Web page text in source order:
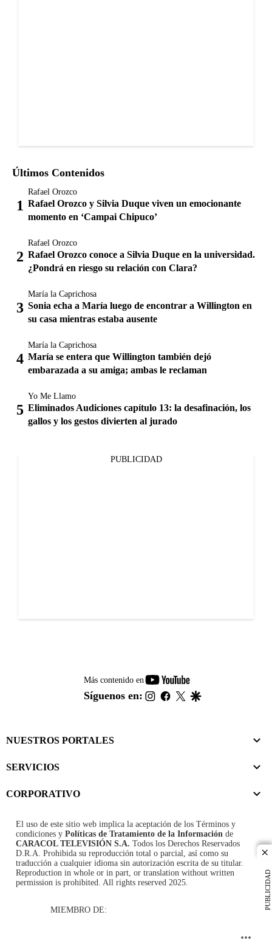
PUBLICIDAD
Últimos Contenidos
Rafael Orozco
Rafael Orozco y Silvia Duque viven un emocionante
momento en ‘Campai Chipuco’
Rafael Orozco
Rafael Orozco conoce a Silvia Duque en la universidad.
¿Pondrá en riesgo su relación con Clara?
María la Caprichosa
Sonia echa a María luego de encontrar a Willington en
su casa mientras estaba ausente
María la Caprichosa
María se entera que Willington también dejó
embarazada a su amiga; ambas le reclaman
Yo Me Llamo
Eliminados Audiciones capítulo 13: la desafinación, los
gallos y los gestos divierten al jurado
PUBLICIDAD
Más contenido en
youtube-
footer
Síguenos en: instagram
facebook
twitter
NUESTROS PORTALES
SERVICIOS
CORPORATIVO
El uso de este sitio web implica la aceptación de los Términos y
condiciones y Políticas de Tratamiento de la Información de
CARACOL TELEVISIÓN S.A. Todos los Derechos Reservados
D.R.A. Prohibida su reproducción total o parcial, así como su
traducción a cualquier idioma sin autorización escrita de su titular.
Reproduction in whole or in part, or translation without written
permission is prohibited. All rights reserved 2025.
MIEMBRO DE: